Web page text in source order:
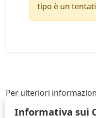
tipo è un
Per ulteriori
Informativa sui